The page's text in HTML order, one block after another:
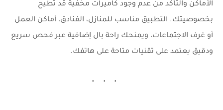
الأماكن والتأكد من عدم وجود كاميرات مخفية قد تطيح
بخصوصيتك. التطبيق مناسب للمنازل، الفنادق، أماكن العمل
أو غرف الاجتماعات، ويمنحك راحة بال إضافية عبر فحص سريع
ودقيق يعتمد على تقنيات متاحة على هاتفك.